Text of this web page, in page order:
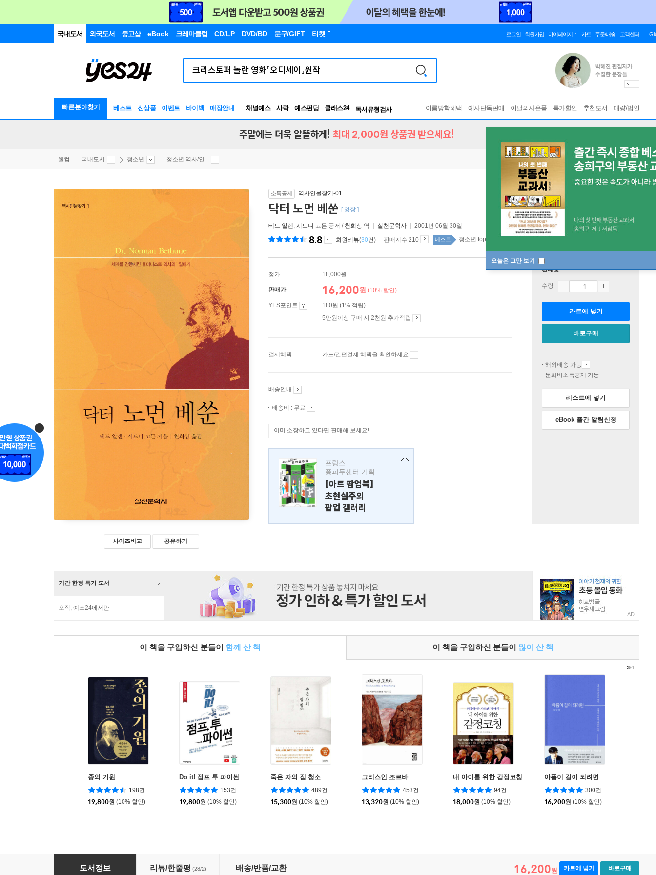
국내도서 외국도서 중고샵 eBook 크레마클럽 CD/LP DVD/BD 문구/GIFT 티켓 로그인 회원가입 마이페이지 카트 주문/배송 고객센터
빠른분야찾기 베스트 신상품 이벤트 바이백 매장안내 채널예스 사락 예스펀딩 클래스24
독서유형검사
RBTI Lab
여름방학혜택 예사단독판매 이달의사은품 특가할인 추천도서 대량/법인
오늘은 그만 보기
주말에는 더욱 알뜰하게! 최대 2,000원 상품권 받으세요!
웰컴 국내도서 청소년 청소년 역사/인...
사이즈비교 공유하기
소득공제 역사인물찾기-01
닥터 노먼 베쑨 [ 양장 ]
테드 알렌, 시드니 고든 공저 / 천희상 역 실천문학사 2001년 06월 30일
8.8 회원리뷰(30건) 판매지수 210 베스트 청소년 top100 1주
정가 18,000원
판매가 16,200원 (10% 할인)
YES포인트
180원 (1% 적립)
5만원이상 구매 시 2천원 추가적립
결제혜택 카드/간편결제 혜택을 확인하세요
배송안내
배송비 : 무료
이미 소장하고 있다면 판매해 보세요!
프랑스
퐁피두센터 기획
[아트 팝업북]
초현실주의
팝업 갤러리
판매중
수량
카트에 넣기
바로구매
해외배송 가능
문화비소득공제 가능
리스트에 넣기
eBook 출간 알림신청
기간 한정 특가 도서
오직, 예스24에서만
AD
이 책을 구입하신 분들이 함께 산 책 이 책을 구입하신 분들이 많이 산 책
종의 기원
198건
19,800원 (10% 할인)
Do it! 점프 투 파이썬
153건
19,800원 (10% 할인)
죽은 자의 집 청소
489건
15,300원 (10% 할인)
그리스인 조르바
453건
13,320원 (10% 할인)
내 아이를 위한 감정코칭
94건
18,000원 (10% 할인)
아픔이 길이 되려면
300건
16,200원 (10% 할인)
3/4
닥터 노먼 베쑨
도서정보 리뷰/한줄평 (28/2) 배송/반품/교환 16,200원 카트에 넣기 바로구매